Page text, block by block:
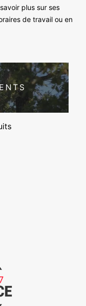
plus sur ses
de travail ou en